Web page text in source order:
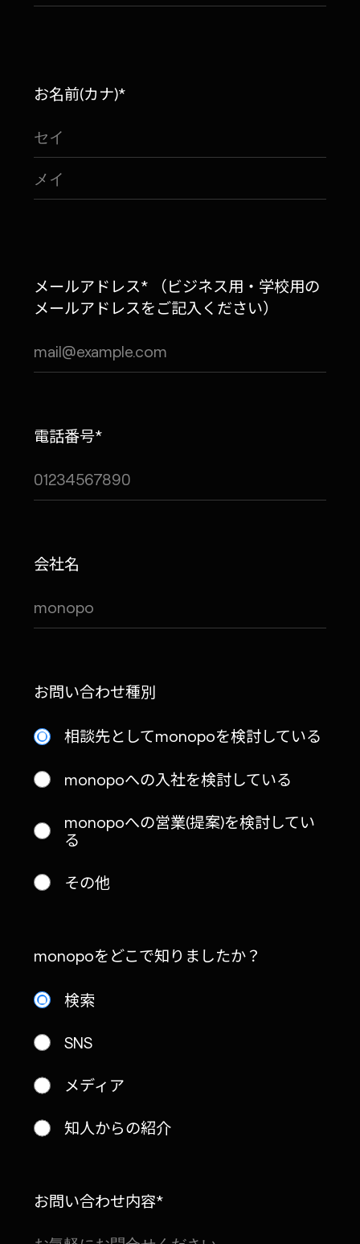
お名前(カナ)*
メールアドレス* （ビジネス用・学校用の
メールアドレスをご記入ください）
電話番号*
会社名
お問い合わせ種別
相談先としてmonopoを検討している
monopoへの入社を検討している
monopoへの営業(提案)を検討してい
る
その他
monopoをどこで知りましたか？
検索
SNS
メディア
知人からの紹介
お問い合わせ内容*